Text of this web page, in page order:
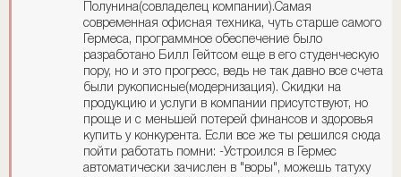
Полунина(совладелец компании).Самая
современная офисная техника, чуть старше самого
Гермеса, программное обеспечение было
разработано Билл Гейтсом еще в его студенческую
пору, но и это прогресс, ведь не так давно все счета
были рукописные(модернизация). Скидки на
продукцию и услуги в компании присутствуют, но
проще и с меньшей потерей финансов и здоровья
купить у конкурента. Если все же ты решился сюда
пойти работать помни: -Устроился в Гермес
автоматически зачислен в "воры", можешь татуху